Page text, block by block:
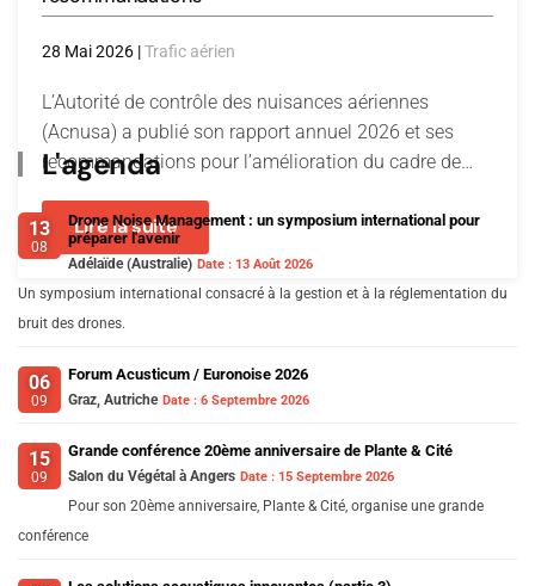
28 Mai 2026 |Trafic aérien
L’Autorité de contrôle des nuisances aériennes
(Acnusa) a publié son rapport annuel 2026 et ses
recommandations pour l’amélioration du cadre de…
Lire la suite
L'agenda
13
08
Drone Noise Management : un symposium international pour
préparer l'avenir
Adélaïde (Australie) Date : 13 Août 2026
Un symposium international consacré à la gestion et à la réglementation du
bruit des drones.
06
09
Forum Acusticum / Euronoise 2026
Graz, Autriche Date : 6 Septembre 2026
15
09
Grande conférence 20ème anniversaire de Plante & Cité
Salon du Végétal à Angers Date : 15 Septembre 2026
Pour son 20ème anniversaire, Plante & Cité, organise une grande
conférence